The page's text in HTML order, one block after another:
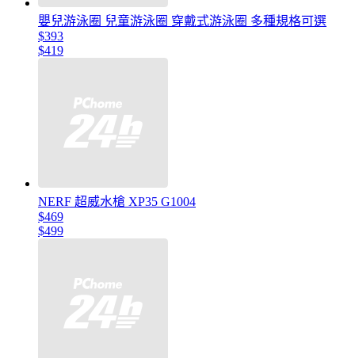
嬰兒游泳圈 兒童游泳圈 穿戴式游泳圈 多種規格可選
$393
$419
NERF 超威水槍 XP35 G1004
$469
$499